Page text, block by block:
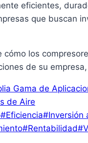
eficientes,
que buscan
los
de su
Gama de
de Aire
#Eficiencia#Inversión
#Rentabilidad#